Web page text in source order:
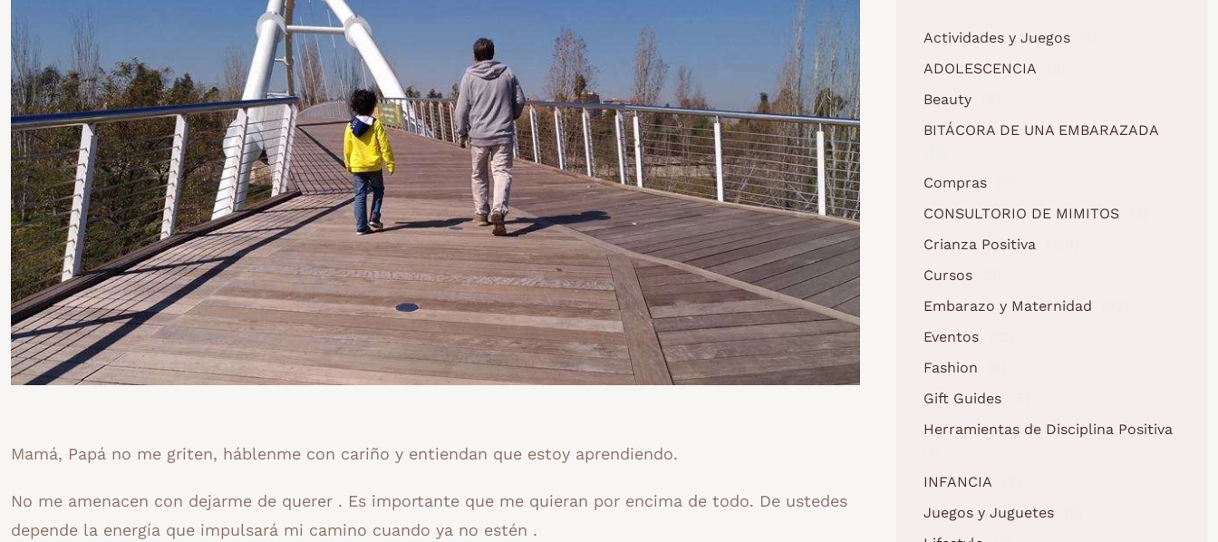
Mamá, Papá no me griten, háblenme con cariño y entiendan que estoy aprendiendo.
No me amenacen con dejarme de querer . Es importante que me quieran por encima de todo. De ustedes
depende la energía que impulsará mi camino cuando ya no estén .
Actividades y Juegos
ADOLESCENCIA
Beauty
BITÁCORA DE UNA EMBARAZADA
Compras
CONSULTORIO DE MIMITOS
Crianza Positiva
Cursos
Embarazo y Maternidad
Eventos
Fashion
Gift Guides
Herramientas de Disciplina Positiva
INFANCIA
Juegos y Juguetes